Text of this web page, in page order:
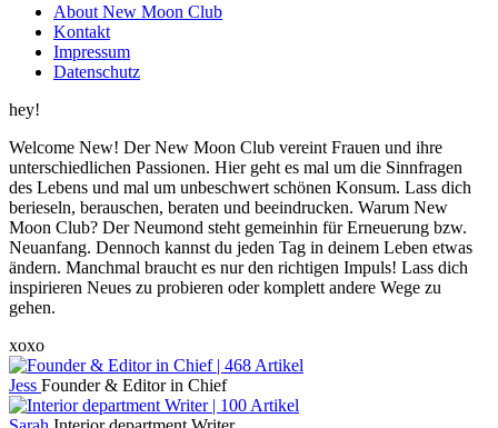
About New Moon Club
Kontakt
Impressum
Datenschutz
hey!
Welcome New! Der New Moon Club vereint Frauen und ihre
unterschiedlichen Passionen. Hier geht es mal um die Sinnfragen
des Lebens und mal um unbeschwert schönen Konsum. Lass dich
berieseln, berauschen, beraten und beeindrucken. Warum New
Moon Club? Der Neumond steht gemeinhin für Erneuerung bzw.
Neuanfang. Dennoch kannst du jeden Tag in deinem Leben etwas
ändern. Manchmal braucht es nur den richtigen Impuls! Lass dich
inspirieren Neues zu probieren oder komplett andere Wege zu
gehen.
xoxo
Jess Founder & Editor in Chief